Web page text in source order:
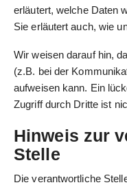
erläutert, welche Daten
Sie erläutert auch, wie
Wir weisen darauf hin,
(z.B. bei der
aufweisen kann. Ein
Zugriff durch Dritte ist
Hinweis zur
Stelle
Die verantwortliche